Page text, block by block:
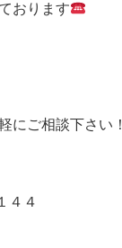
おります
にご相談下さい！
４４